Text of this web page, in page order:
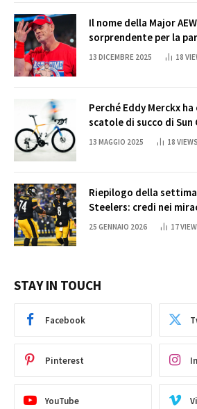
Il nome della Major
sorprendente per la
Cena
13 DICEMBRE 2025 18
Perché Eddy Merckx
scatole di succo di Sun
13 MAGGIO 2025 18 VIEWS
Riepilogo della
Steelers: credi nei
25 GENNAIO 2026 17
STAY IN TOUCH
Facebook
Pinterest
YouTube